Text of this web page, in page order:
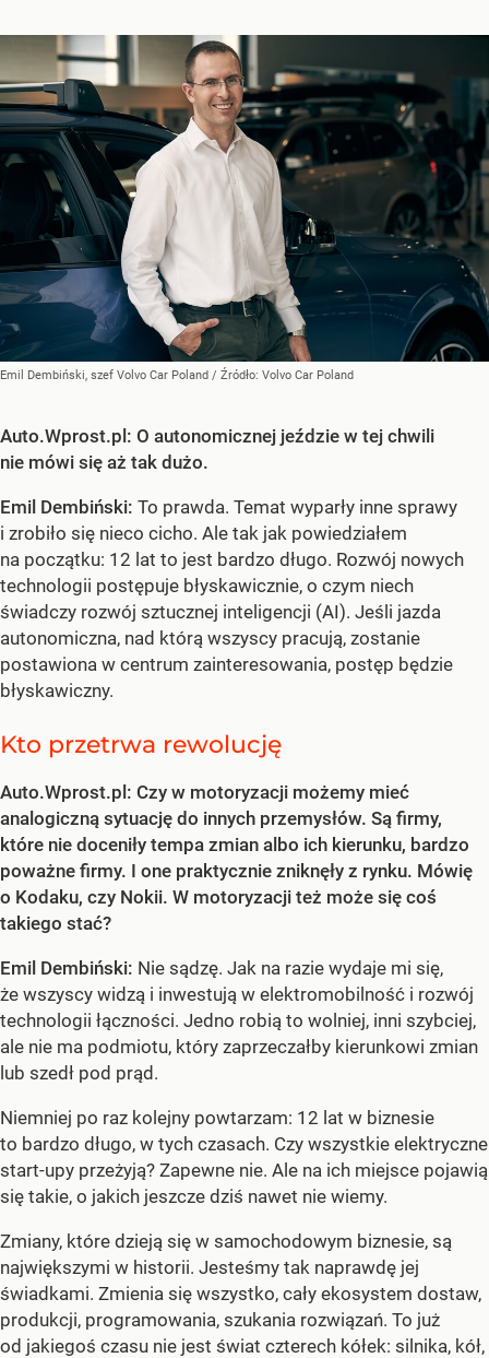
Emil Dembiński, szef Volvo Car Poland / Źródło: Volvo Car Poland
Auto.Wprost.pl: O autonomicznej jeździe w tej chwili
nie mówi się aż tak dużo.
Emil Dembiński: To prawda. Temat wyparły inne sprawy
i zrobiło się nieco cicho. Ale tak jak powiedziałem
na początku: 12 lat to jest bardzo długo. Rozwój nowych
technologii postępuje błyskawicznie, o czym niech
świadczy rozwój sztucznej inteligencji (AI). Jeśli jazda
autonomiczna, nad którą wszyscy pracują, zostanie
postawiona w centrum zainteresowania, postęp będzie
błyskawiczny.
Kto przetrwa rewolucję
Auto.Wprost.pl: Czy w motoryzacji możemy mieć
analogiczną sytuację do innych przemysłów. Są firmy,
które nie doceniły tempa zmian albo ich kierunku, bardzo
poważne firmy. I one praktycznie zniknęły z rynku. Mówię
o Kodaku, czy Nokii. W motoryzacji też może się coś
takiego stać?
Emil Dembiński: Nie sądzę. Jak na razie wydaje mi się,
że wszyscy widzą i inwestują w elektromobilność i rozwój
technologii łączności. Jedno robią to wolniej, inni szybciej,
ale nie ma podmiotu, który zaprzeczałby kierunkowi zmian
lub szedł pod prąd.
Niemniej po raz kolejny powtarzam: 12 lat w biznesie
to bardzo długo, w tych czasach. Czy wszystkie elektryczne
start-upy przeżyją? Zapewne nie. Ale na ich miejsce pojawią
się takie, o jakich jeszcze dziś nawet nie wiemy.
Zmiany, które dzieją się w samochodowym biznesie, są
największymi w historii. Jesteśmy tak naprawdę jej
świadkami. Zmienia się wszystko, cały ekosystem dostaw,
produkcji, programowania, szukania rozwiązań. To już
od jakiegoś czasu nie jest świat czterech kółek: silnika, kół,